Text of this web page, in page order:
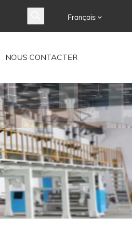
Français
NOUS CONTACTER